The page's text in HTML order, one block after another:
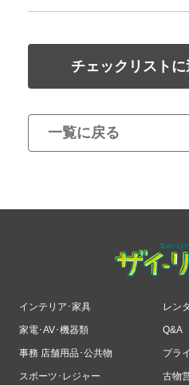
チェックリストに
一覧に戻る
インテリア･家具
家電･AV･機器類
事務 店舗用品･公共物
スポーツ･レジャー
レン
Q&A
プラ
古物